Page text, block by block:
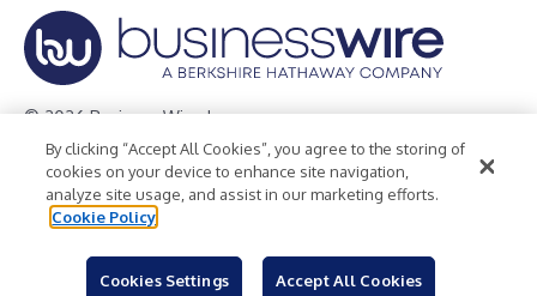
© 2026 Business Wire, Inc.
Privacy Policy Cookie Policy
Accessibility Statement
Terms of Use
Legal
By clicking “Accept All Cookies”, you agree to the storing of
cookies on your device to enhance site navigation,
analyze site usage, and assist in our marketing efforts.
Cookie Policy
Cookies Settings Accept All Cookies